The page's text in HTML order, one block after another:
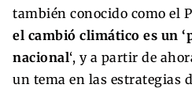
también conocido como el
el cambió climático es un
nacional‘, y a partir de
un tema en las estrategias